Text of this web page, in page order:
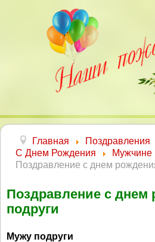
Главная
Поздравления
С Днем Рождения
Мужчине
Поздравление с днем
Поздравление с днем
подруги
Мужу подруги